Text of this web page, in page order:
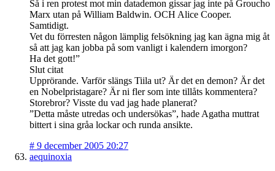
Så i ren protest mot min datademon gissar jag inte på Groucho
Marx utan på William Baldwin. OCH Alice Cooper.
Samtidigt.
Vet du förresten någon lämplig felsökning jag kan ägna mig åt
så att jag kan jobba på som vanligt i kalendern imorgon?
Ha det gott!”
Slut citat
Upprörande. Varför slängs Tiila ut? Är det en demon? Är det
en Nobelpristagare? Är ni fler som inte tillåts kommentera?
Storebror? Visste du vad jag hade planerat?
”Detta måste utredas och undersökas”, hade Agatha muttrat
bittert i sina gråa lockar och runda ansikte.
# 9 december 2005 20:27
aequinoxia